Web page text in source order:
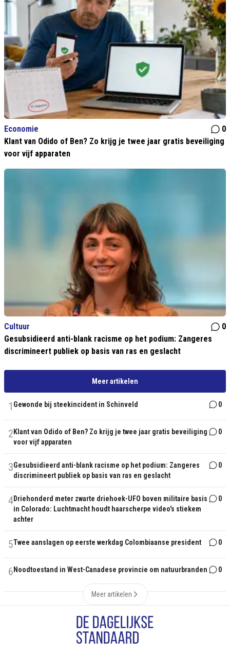
Economie
0
Klant van Odido of Ben? Zo krijg je twee jaar gratis beveiliging
voor vijf apparaten
Cultuur
0
Gesubsidieerd anti-blank racisme op het podium: Zangeres
discrimineert publiek op basis van ras en geslacht
Meer artikelen
1 Gewonde bij steekincident in Schinveld 0
2 Klant van Odido of Ben? Zo krijg je twee jaar gratis beveiliging
voor vijf apparaten
0
3Gesubsidieerd anti-blank racisme op het podium: Zangeres
discrimineert publiek op basis van ras en geslacht
0
4Driehonderd meter zwarte driehoek-UFO boven militaire basis
in Colorado: Luchtmacht houdt haarscherpe video's stiekem
achter
0
5Twee aanslagen op eerste werkdag Colombiaanse president 0
6 Noodtoestand in West-Canadese provincie om natuurbranden 0
Meer artikelen